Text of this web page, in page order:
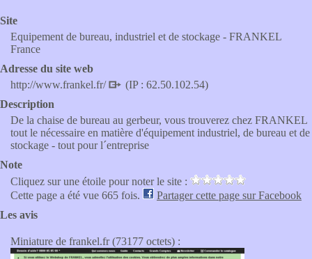
Site
Equipement de bureau, industriel et de stockage - FRANKEL
France
Adresse du site web
http://www.frankel.fr/
(IP : 62.50.102.54)
Description
De la chaise de bureau au gerbeur, vous trouverez chez FRANKEL
tout le nécessaire en matière d'équipement industriel, de bureau et de
stockage - tout pour l´entreprise
Note
Cliquez sur une étoile pour noter le site :
Cette page a été vue 665 fois.
Partager cette page sur Facebook
Les avis
Miniature de frankel.fr (73177 octets) :